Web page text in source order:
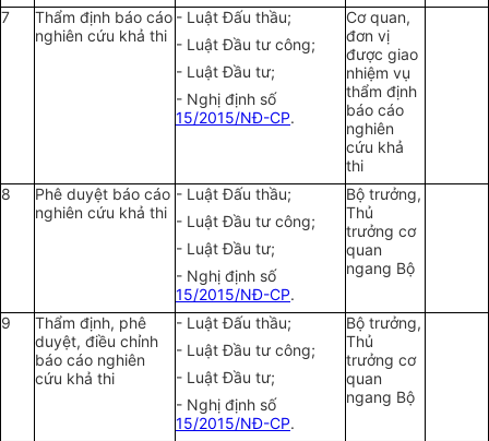
7
Thẩm định báo cáo
nghiên cứu khả thi
- Luật Đấu thầu;
- Luật Đầu tư công;
- Luật Đầu tư;
- Nghị định số
15/2015/NĐ-CP.
Cơ quan,
đơn vị
được giao
nhiệm vụ
thẩm định
báo cáo
nghiên
cứu khả
thi
8
Phê duyệt báo cáo
nghiên cứu khả thi
- Luật Đấu thầu;
- Luật Đầu tư công;
- Luật Đầu tư;
- Nghị định số
15/2015/NĐ-CP.
Bộ trưởng,
Thủ
trưởng cơ
quan
ngang Bộ
9
Thẩm định, phê
duyệt, điều chỉnh
báo cáo nghiên
cứu khả thi
- Luật Đấu thầu;
- Luật Đầu tư công;
- Luật Đầu tư;
- Nghị định số
15/2015/NĐ-CP.
Bộ trưởng,
Thủ
trưởng cơ
quan
ngang Bộ